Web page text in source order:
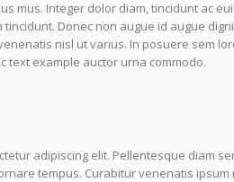
mus. Integer dolor diam, tincidunt ac
Donec non augue id augue
nisl ut varius. In posuere sem
text example auctor urna commodo.
adipiscing elit. Pellentesque diam
tempus. Curabitur venenatis